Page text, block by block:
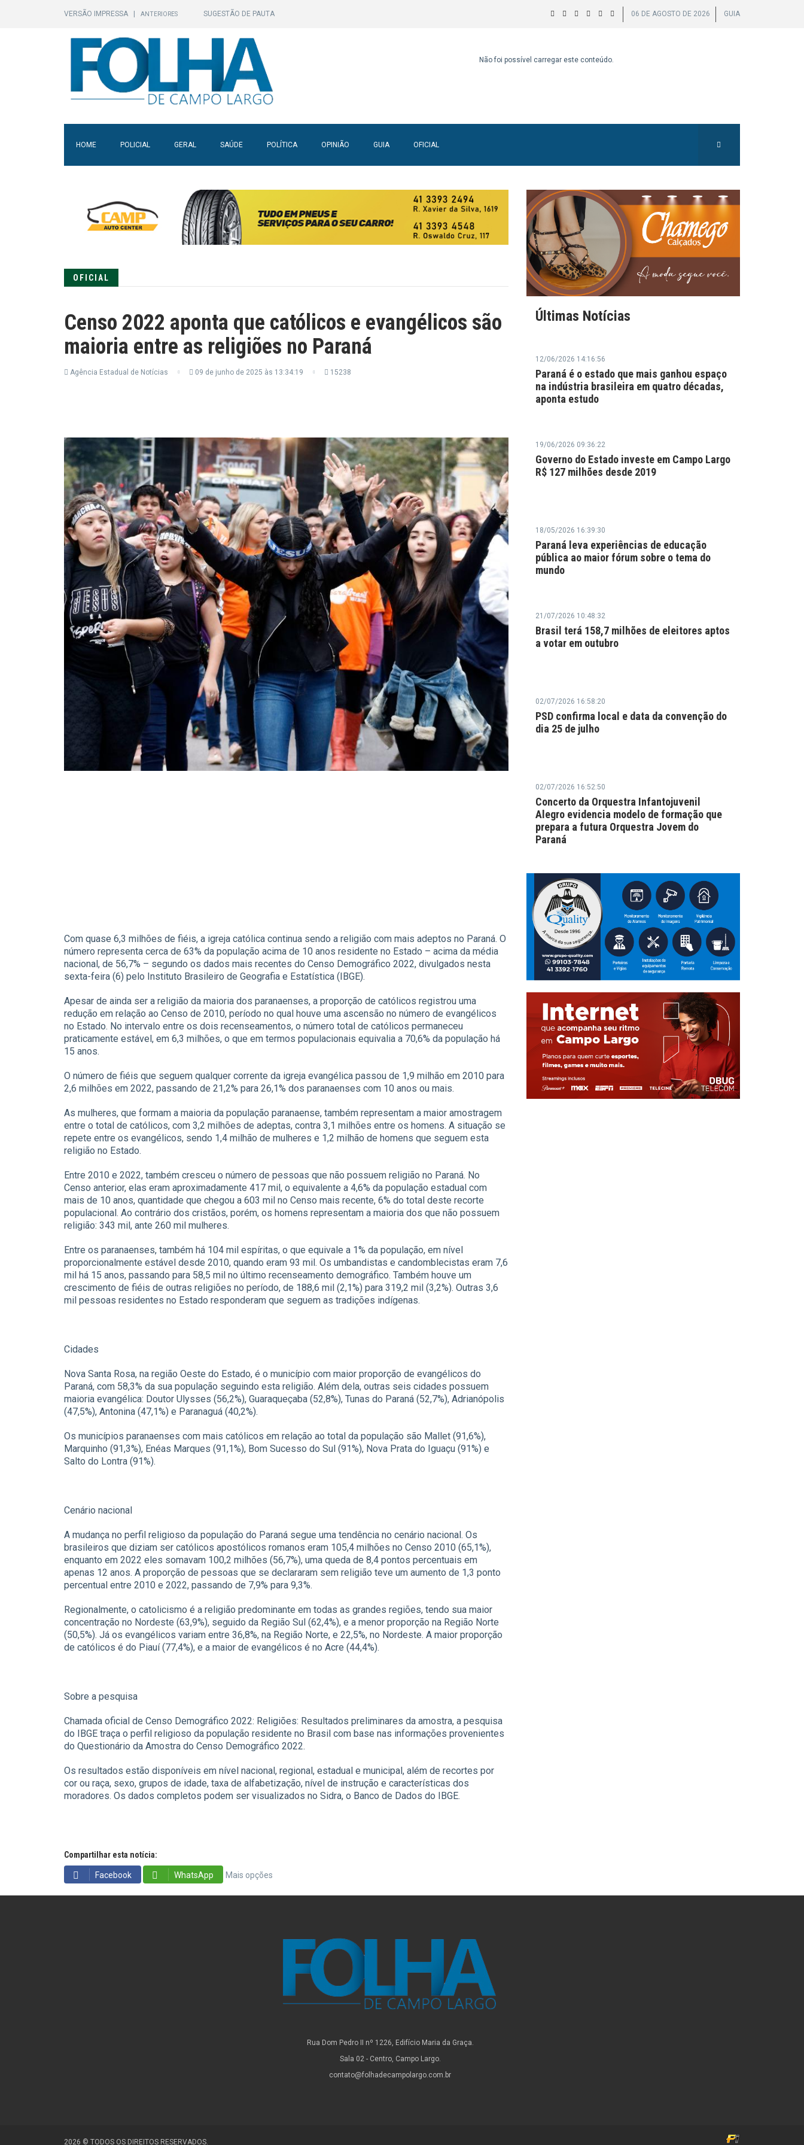
VERSÃO IMPRESSA ANTERIORES SUGESTÃO DE PAUTA 06 DE AGOSTO DE 2026 GUIA
Não foi possível carregar este conteúdo.
HOME POLICIAL GERAL SAÚDE POLÍTICA OPINIÃO GUIA OFICIAL
OFICIAL
Censo 2022 aponta que católicos e evangélicos são
maioria entre as religiões no Paraná
Agência Estadual de Notícias 09 de junho de 2025 às 13:34:19 15238
Com quase 6,3 milhões de fiéis, a igreja católica continua sendo a religião com mais adeptos no Paraná. O
número representa cerca de 63% da população acima de 10 anos residente no Estado – acima da média
nacional, de 56,7% – segundo os dados mais recentes do Censo Demográfico 2022, divulgados nesta
sexta-feira (6) pelo Instituto Brasileiro de Geografia e Estatística (IBGE).
Apesar de ainda ser a religião da maioria dos paranaenses, a proporção de católicos registrou uma
redução em relação ao Censo de 2010, período no qual houve uma ascensão no número de evangélicos
no Estado. No intervalo entre os dois recenseamentos, o número total de católicos permaneceu
praticamente estável, em 6,3 milhões, o que em termos populacionais equivalia a 70,6% da população há
15 anos.
O número de fiéis que seguem qualquer corrente da igreja evangélica passou de 1,9 milhão em 2010 para
2,6 milhões em 2022, passando de 21,2% para 26,1% dos paranaenses com 10 anos ou mais.
As mulheres, que formam a maioria da população paranaense, também representam a maior amostragem
entre o total de católicos, com 3,2 milhões de adeptas, contra 3,1 milhões entre os homens. A situação se
repete entre os evangélicos, sendo 1,4 milhão de mulheres e 1,2 milhão de homens que seguem esta
religião no Estado.
Entre 2010 e 2022, também cresceu o número de pessoas que não possuem religião no Paraná. No
Censo anterior, elas eram aproximadamente 417 mil, o equivalente a 4,6% da população estadual com
mais de 10 anos, quantidade que chegou a 603 mil no Censo mais recente, 6% do total deste recorte
populacional. Ao contrário dos cristãos, porém, os homens representam a maioria dos que não possuem
religião: 343 mil, ante 260 mil mulheres.
Entre os paranaenses, também há 104 mil espíritas, o que equivale a 1% da população, em nível
proporcionalmente estável desde 2010, quando eram 93 mil. Os umbandistas e candomblecistas eram 7,6
mil há 15 anos, passando para 58,5 mil no último recenseamento demográfico. Também houve um
crescimento de fiéis de outras religiões no período, de 188,6 mil (2,1%) para 319,2 mil (3,2%). Outras 3,6
mil pessoas residentes no Estado responderam que seguem as tradições indígenas.
Cidades
Nova Santa Rosa, na região Oeste do Estado, é o município com maior proporção de evangélicos do
Paraná, com 58,3% da sua população seguindo esta religião. Além dela, outras seis cidades possuem
maioria evangélica: Doutor Ulysses (56,2%), Guaraqueçaba (52,8%), Tunas do Paraná (52,7%), Adrianópolis
(47,5%), Antonina (47,1%) e Paranaguá (40,2%).
Os municípios paranaenses com mais católicos em relação ao total da população são Mallet (91,6%),
Marquinho (91,3%), Enéas Marques (91,1%), Bom Sucesso do Sul (91%), Nova Prata do Iguaçu (91%) e
Salto do Lontra (91%).
Cenário nacional
A mudança no perfil religioso da população do Paraná segue uma tendência no cenário nacional. Os
brasileiros que diziam ser católicos apostólicos romanos eram 105,4 milhões no Censo 2010 (65,1%),
enquanto em 2022 eles somavam 100,2 milhões (56,7%), uma queda de 8,4 pontos percentuais em
apenas 12 anos. A proporção de pessoas que se declararam sem religião teve um aumento de 1,3 ponto
percentual entre 2010 e 2022, passando de 7,9% para 9,3%.
Regionalmente, o catolicismo é a religião predominante em todas as grandes regiões, tendo sua maior
concentração no Nordeste (63,9%), seguido da Região Sul (62,4%), e a menor proporção na Região Norte
(50,5%). Já os evangélicos variam entre 36,8%, na Região Norte, e 22,5%, no Nordeste. A maior proporção
de católicos é do Piauí (77,4%), e a maior de evangélicos é no Acre (44,4%).
Sobre a pesquisa
Chamada oficial de Censo Demográfico 2022: Religiões: Resultados preliminares da amostra, a pesquisa
do IBGE traça o perfil religioso da população residente no Brasil com base nas informações provenientes
do Questionário da Amostra do Censo Demográfico 2022.
Os resultados estão disponíveis em nível nacional, regional, estadual e municipal, além de recortes por
cor ou raça, sexo, grupos de idade, taxa de alfabetização, nível de instrução e características dos
moradores. Os dados completos podem ser visualizados no Sidra, o Banco de Dados do IBGE.
Compartilhar esta notícia:
Facebook WhatsApp Mais opções
Últimas Notícias
12/06/2026 14:16:56
Paraná é o estado que mais ganhou espaço
na indústria brasileira em quatro décadas,
aponta estudo
19/06/2026 09:36:22
Governo do Estado investe em Campo Largo
R$ 127 milhões desde 2019
18/05/2026 16:39:30
Paraná leva experiências de educação
pública ao maior fórum sobre o tema do
mundo
21/07/2026 10:48:32
Brasil terá 158,7 milhões de eleitores aptos
a votar em outubro
02/07/2026 16:58:20
PSD confirma local e data da convenção do
dia 25 de julho
02/07/2026 16:52:50
Concerto da Orquestra Infantojuvenil
Alegro evidencia modelo de formação que
prepara a futura Orquestra Jovem do
Paraná
Rua Dom Pedro II nº 1226, Edifício Maria da Graça.
Sala 02 - Centro, Campo Largo.
contato@folhadecampolargo.com.br
2026 © TODOS OS DIREITOS RESERVADOS.